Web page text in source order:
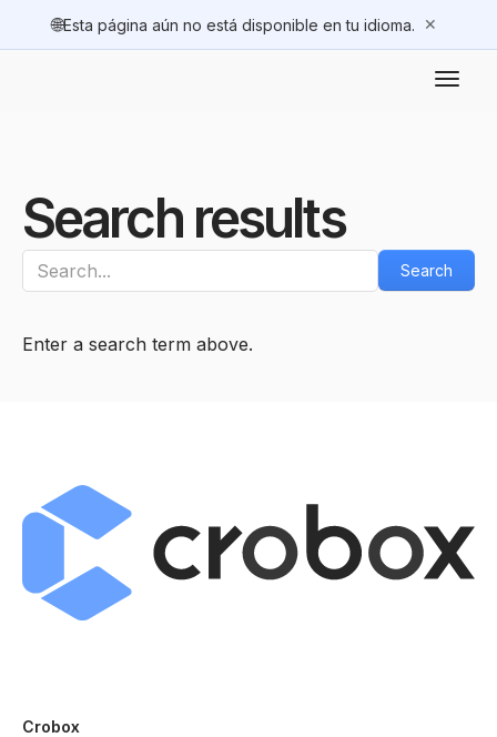
🌐Esta página aún no está disponible en tu idioma. ✕
Search results
Enter a search term above.
Crobox